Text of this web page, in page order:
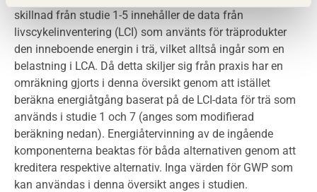
skillnad från studie 1-5 innehåller de data från
livscykelinventering (LCI) som använts för träprodukter
den inneboende energin i trä, vilket alltså ingår som en
belastning i LCA. Då detta skiljer sig från praxis har en
omräkning gjorts i denna översikt genom att istället
beräkna energiåtgång baserat på de LCI-data för trä som
används i studie 1 och 7 (anges som modifierad
beräkning nedan). Energiåtervinning av de ingående
komponenterna beaktas för båda alternativen genom att
kreditera respektive alternativ. Inga värden för GWP som
kan användas i denna översikt anges i studien.